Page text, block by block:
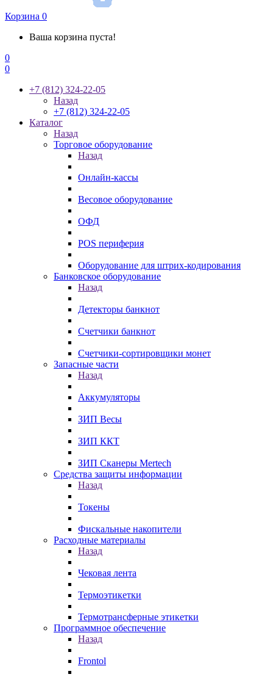
Корзина 0
Ваша корзина пуста!
0
0
+7 (812) 324-22-05
Назад
+7 (812) 324-22-05
Каталог
Назад
Торговое оборудование
Назад
Онлайн-кассы
Весовое оборудование
ОФД
POS периферия
Оборудование для штрих-кодирования
Банковское оборудование
Назад
Детекторы банкнот
Счетчики банкнот
Счетчики-сортировщики монет
Запасные части
Назад
Аккумуляторы
ЗИП Весы
ЗИП ККТ
ЗИП Сканеры Mertech
Средства защиты информации
Назад
Токены
Фискальные накопители
Расходные материалы
Назад
Чековая лента
Термоэтикетки
Термотрансферные этикетки
Программное обеспечение
Назад
Frontol